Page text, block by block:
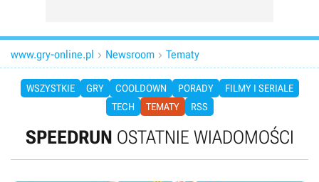
www.gry-online.pl  Newsroom  Tematy
WSZYSTKIE GRY COOLDOWN PORADY
FILMY I SERIALE
TECH
TEMATY RSS
SPEEDRUN OSTATNIE WIADOMOŚCI